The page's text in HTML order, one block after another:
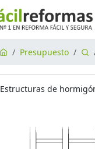
Presupuesto
Estructuras de